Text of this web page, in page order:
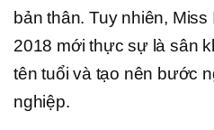
bản thân. Tuy nhiên,
2018 mới thực sự là sân
tên tuổi và tạo nên bước
nghiệp.